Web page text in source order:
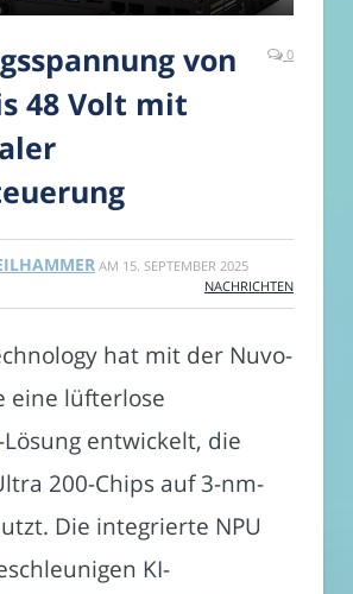
von
48 Volt mit
0
AM 15. SEPTEMBER 2025
NACHRICHTEN
hat mit der Nuvo-
eine lüfterlose
entwickelt, die
200-Chips auf 3-nm-
Die integrierte NPU
KI-